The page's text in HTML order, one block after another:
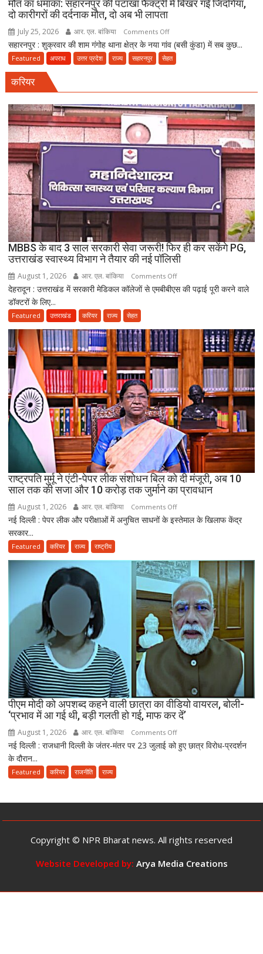
मौत का धमाका: सहारनपुर की पटाखा फैक्ट्री में बिखर गईं जिंदगियां,
दो कारीगरों की दर्दनाक मौत, दो अब भी लापता
July 25, 2026 आर. एल. बांकिया Comments Offon
मौत
का
की
पटाखा
फैक्ट्री
में
बिखर
जिंदगियां,
दो
की
दर्दनाक
मौत,
दो
अब
भी
लापता
सहारनपुर : शुक्रवार की शाम गंगोह थाना क्षेत्र के नया गांव (बसी कुंडा) में सब कुछ...
Featured अपराध उत्तर प्रदेश राज्य सहारनपुर सेहत
करियर
MBBS के बाद 3 साल सरकारी सेवा जरूरी! फिर ही कर सकेंगे PG,
उत्तराखंड स्वास्थ्य विभाग ने तैयार की नई पॉलिसी
August 1, 2026 आर. एल. बांकिया Comments Offon
MBBS
3
साल
सरकारी
सेवा
जरूरी!
फिर
ही
कर
सकेंगे
PG,
उत्तराखंड
स्वास्थ्य
विभाग
ने
तैयार
की
देहरादून : उत्तराखंड में सरकारी मेडिकल कॉलेजों से एमबीबीएस की पढ़ाई पूरी करने वाले
डॉक्टरों के लिए...
Featured उत्तराखंड करियर राज्य सेहत
राष्ट्रपति मुर्मू ने एंटी-पेपर लीक संशोधन बिल को दी मंजूरी, अब 10
साल तक की सजा और 10 करोड़ तक जुर्माने का प्रावधान
August 1, 2026 आर. एल. बांकिया Comments Offon
राष्ट्रपति
पेपर
लीक
संशोधन
बिल
को
दी
मंजूरी,
तक
की
10
का
नई दिल्ली : पेपर लीक और परीक्षाओं में अनुचित साधनों के इस्तेमाल के खिलाफ केंद्र
सरकार...
Featured करियर राज्य राष्ट्रीय
पीएम मोदी को अपशब्द कहने वाली छात्रा का वीडियो वायरल, बोली-
‘प्रभाव में आ गई थी, बड़ी गलती हो गई, माफ कर दें’
August 1, 2026 आर. एल. बांकिया Comments Offon
पीएम
छात्रा
का
वीडियो
वायरल,
नई दिल्ली : राजधानी दिल्ली के जंतर-मंतर पर 23 जुलाई को हुए छात्र विरोध-प्रदर्शन
के दौरान...
Featured करियर राजनीति राज्य
Copyright © NPR Bharat news. All rights reserved
Website Developed by: Arya Media Creations